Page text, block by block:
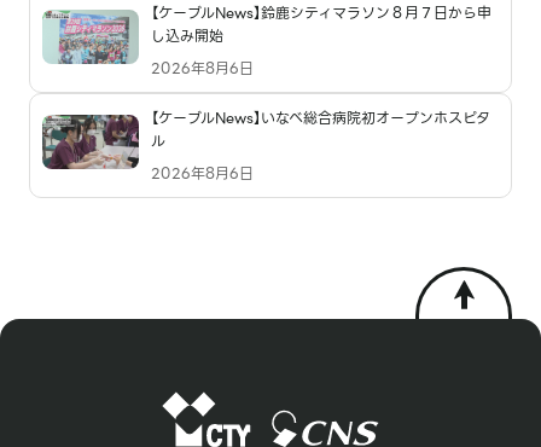
【ケーブルNews】鈴鹿シティマラソン８月７日から申
し込み開始
2026年8月6日
【ケーブルNews】いなべ総合病院初オープンホスピタ
ル
2026年8月6日